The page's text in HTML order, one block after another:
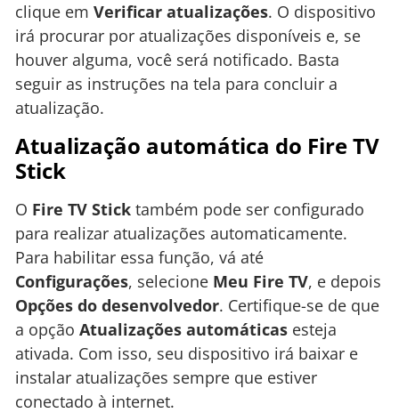
clique em Verificar atualizações. O dispositivo
irá procurar por atualizações disponíveis e, se
houver alguma, você será notificado. Basta
seguir as instruções na tela para concluir a
atualização.
Atualização automática do Fire TV
Stick
O Fire TV Stick também pode ser configurado
para realizar atualizações automaticamente.
Para habilitar essa função, vá até
Configurações, selecione Meu Fire TV, e depois
Opções do desenvolvedor. Certifique-se de que
a opção Atualizações automáticas esteja
ativada. Com isso, seu dispositivo irá baixar e
instalar atualizações sempre que estiver
conectado à internet.